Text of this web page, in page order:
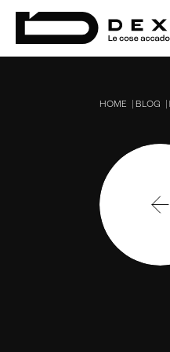
HOME BLOG